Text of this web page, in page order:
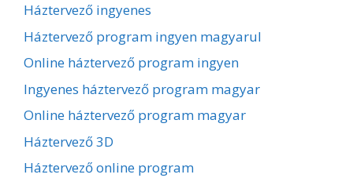
Háztervező ingyenes
Háztervező program ingyen magyarul
Online háztervező program ingyen
Ingyenes háztervező program magyar
Online háztervező program magyar
Háztervező 3D
Háztervező online program